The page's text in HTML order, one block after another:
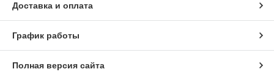
Доставка и оплата
График работы
Полная версия сайта